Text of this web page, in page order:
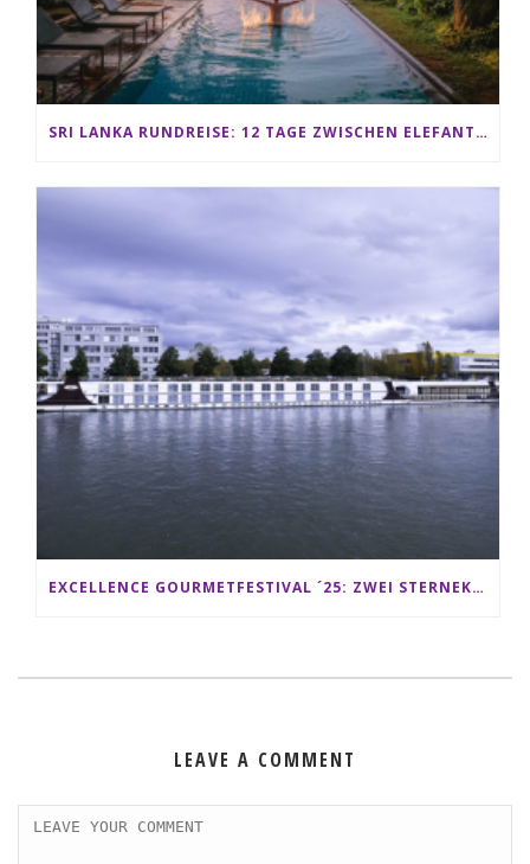
SRI LANKA RUNDREISE: 12 TAGE ZWISCHEN ELEFANTEN, TEEPLANTAGEN & STRAND ALS FAMILIE
EXCELLENCE GOURMETFESTIVAL ´25: ZWEI STERNEKÖCHE ANTONIO GUIDA & DARIO MORESCO VERWÖHNEN IHRE GÄSTE AUF EINER LUXERIÖSEN SCHIFFSREISE
LEAVE A COMMENT